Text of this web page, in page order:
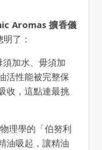
Aromas 擴香儀
了：
須加水、毋須加
活性能被完整保
收，這點連最挑
理學的「伯努利
油吸起，讓精油